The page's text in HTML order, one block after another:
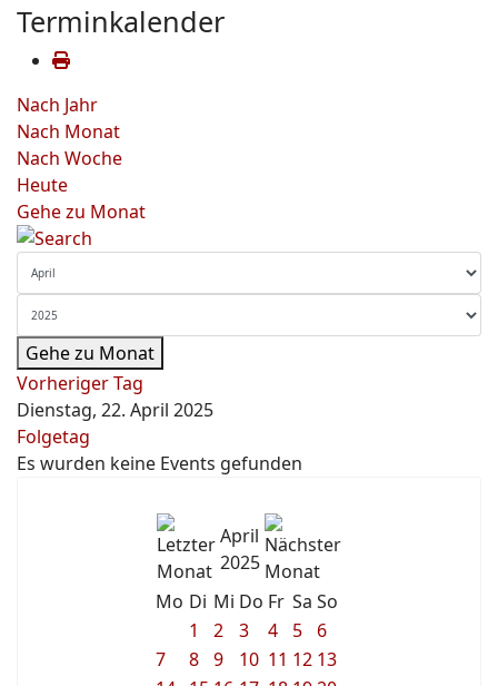
Terminkalender
Nach Jahr
Nach Monat
Nach Woche
Heute
Gehe zu Monat
Gehe zu Monat
Vorheriger Tag
Dienstag, 22. April 2025
Folgetag
Es wurden keine Events gefunden
April
2025
Mo Di Mi Do Fr Sa So
1
2 3 4 5
6
7
8 9 10 11 12 13